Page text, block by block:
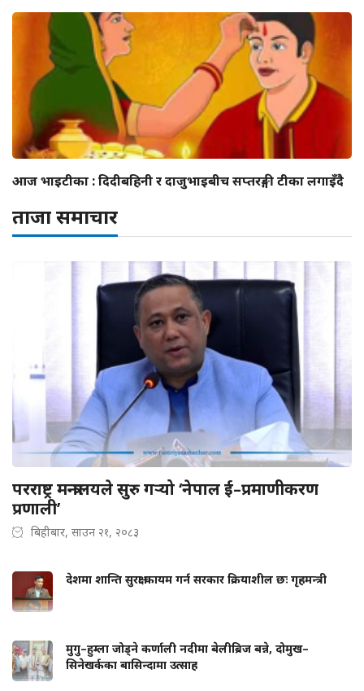
आज भाइटीका : दिदीबहिनी र दाजुभाइबीच सप्तरङ्गी टीका लगाइँदै
ताजा समाचार
परराष्ट्र मन्त्रालयले सुरु गर्‍यो ‘नेपाल ई–प्रमाणीकरण
प्रणाली’
बिहीबार, साउन २१, २०८३
देशमा शान्ति सुरक्षा कायम गर्न सरकार क्रियाशील छः गृहमन्त्री
मुगु–हुम्ला जोड्ने कर्णाली नदीमा बेलीब्रिज बन्ने, दोमुख–
सिनेखर्कका बासिन्दामा उत्साह